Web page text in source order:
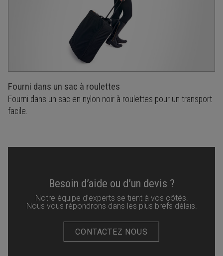
Fourni dans un sac à roulettes
Fourni dans un sac en nylon noir à roulettes pour un transport
facile.
Besoin d’aide ou d’un devis ?
Notre équipe d’experts se tient à vos côtés.
Nous vous répondrons dans les plus brefs délais.
CONTACTEZ NOUS